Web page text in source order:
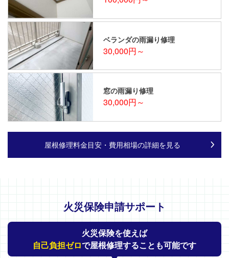
ベランダの雨漏り修理
30,000円～
窓の雨漏り修理
30,000円～
屋根修理料金目安・費用相場の詳細を見る
火災保険申請サポート
火災保険を使えば
自己負担ゼロで屋根修理することも可能です